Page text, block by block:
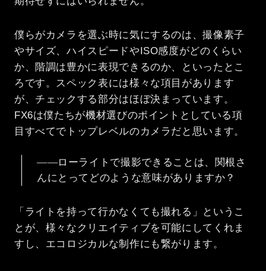
僕らがカメラを選ぶ時に気にするのは、撮像素子
やサイズ、ハイスピードやISO感度がどのくらい
か、階調は豊かに表現できるのか、といったとこ
ろです。スペック表には様々な項目があります
が、チェックする部分はほぼ決まっています。
FX6は僕たちが機材選びのポイントとしている項
目すべてでトップレベルのカメラだと思います。
――ローライトで撮影できることは、関根さ
んにとってどのような意味がありますか？
「ライトを持って行かなくても撮れる」というこ
とが、様々なクリエイティブを可能にしてくれま
すし、エコロジカルな制作にも繋がります。